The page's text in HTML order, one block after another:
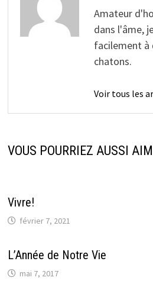
Amateur
dans l'âme,
facilement à
chatons.
Voir tous les
VOUS POURRIEZ AUSSI
Vivre!
février 7, 2021
L’Année de Notre Vie
mai 7, 2017